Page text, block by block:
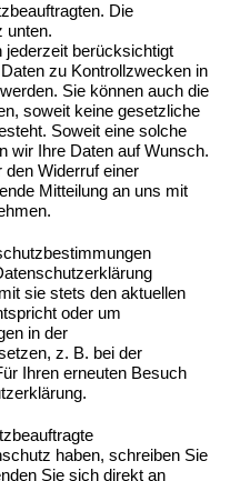
Die
unten.
jederzeit berücksichtigt
zu Kontrollzwecken in
Sie können auch die
soweit keine gesetzliche
Soweit eine solche
wir Ihre Daten auf Wunsch.
den Widerruf einer
Mitteilung an uns mit
sie stets den aktuellen
oder um
in der
z. B. bei der
Ihren erneuten Besuch
haben, schreiben Sie
Sie sich direkt an